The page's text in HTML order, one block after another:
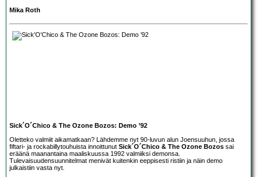
Mika Roth
Sick´O´Chico & The Ozone Bozos: Demo ’92
Oletteko valmiit aikamatkaan? Lähdemme nyt 90-luvun alun Joensuuhun, jossa
fiftari- ja rockabillytouhuista innoittunut Sick´O´Chico & The Ozone Bozos sai
eräänä maanantaina maaliskuussa 1992 valmiiksi demonsa.
Tulevaisuudensuunnitelmat menivät kuitenkin eeppisesti ristiin ja näin demo
julkaistiin vasta nyt.